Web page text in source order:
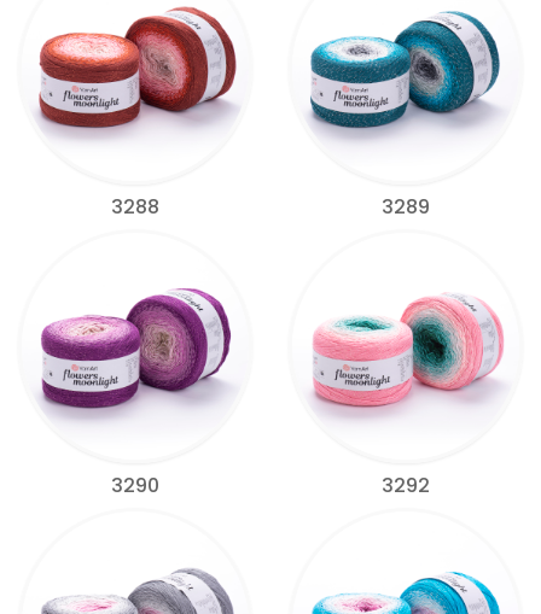
3288 3289
3290 3292